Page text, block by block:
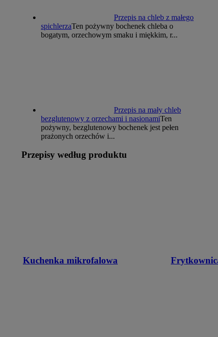
Przepis na chleb z małego
spichlerzaTen pożywny bochenek chleba o
bogatym, orzechowym smaku i miękkim, r...
Przepis na mały chleb
bezglutenowy z orzechami i nasionamiTen
pożywny, bezglutenowy bochenek jest pełen
prażonych orzechów i...
Przepisy według produktu
Kuchenka mikrofalowa